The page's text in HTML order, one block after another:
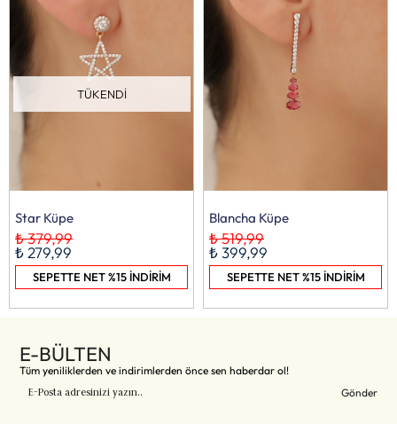
TÜKENDI
Star Küpe
₺ 279,99
₺ 379,99
SEPETTE NET %15 İNDİRİM
Blancha Küpe
₺ 399,99
₺ 519,99
SEPETTE NET %15 İNDİRİM
E-BÜLTEN
Tüm yeniliklerden ve indirimlerden önce sen haberdar ol!
Gönder